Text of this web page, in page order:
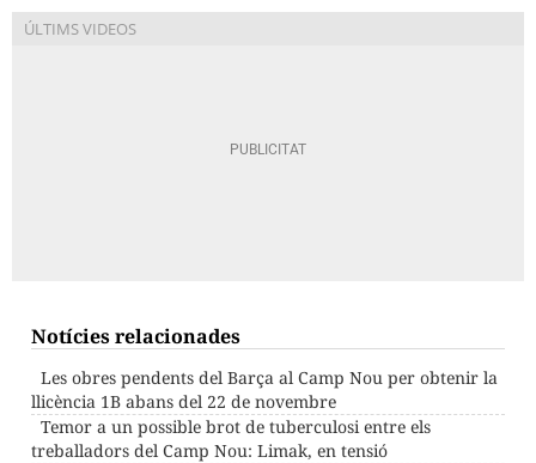
Notícies relacionades
Les obres pendents del Barça al Camp Nou per obtenir la
llicència 1B abans del 22 de novembre
Temor a un possible brot de tuberculosi entre els
treballadors del Camp Nou: Limak, en tensió